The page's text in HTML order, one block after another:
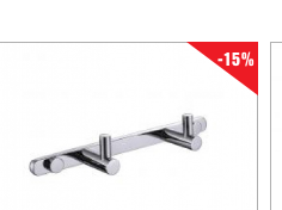
-15%